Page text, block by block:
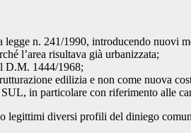
legge n. 241/1990, introducendo nuovi
l’area risultava già urbanizzata;
D.M. 1444/1968;
edilizia e non come nuova
in particolare con riferimento alle
legittimi diversi profili del diniego